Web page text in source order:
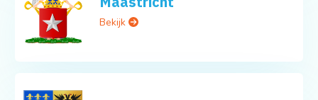
Bekijk